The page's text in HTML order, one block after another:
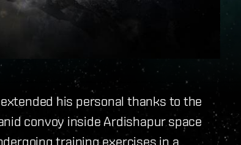
his personal thanks to the
convoy inside Ardishapur space
training exercises in a